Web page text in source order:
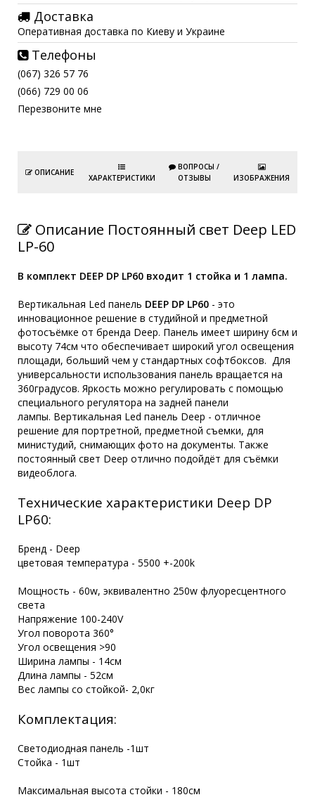
Доставка
Оперативная доставка по Киеву и Украине
Телефоны
(067) 326 57 76
(066) 729 00 06
Перезвоните мне
ОПИСАНИЕ
ХАРАКТЕРИСТИКИ
ВОПРОСЫ /
ОТЗЫВЫ
ИЗОБРАЖЕНИЯ
Описание Постоянный свет Deep LED
LP-60
В комплект DEEP DP LP60 входит 1 стойка и 1 лампа.
Вертикальная Led панель DEEP DP LP60 - это
инновационное решение в студийной и предметной
фотосъёмке от бренда Deep. Панель имеет ширину 6см и
высоту 74см что обеспечивает широкий угол освещения
площади, больший чем у стандартных софтбоксов. Для
универсальности использования панель вращается на
360градусов. Яркость можно регулировать с помощью
специального регулятора на задней панели
лампы. Вертикальная Led панель Deep - отличное
решение для портретной, предметной съемки, для
министудий, снимающих фото на документы. Также
постоянный свет Deep отлично подойдёт для съёмки
видеоблога.
Технические характеристики Deep DP
LP60:
Бренд - Deep
цветовая температура - 5500 +-200k
Мощность - 60w, эквивалентно 250w флуоресцентного
света
Напряжение 100-240V
Угол поворота 360°
Угол освещения >90
Ширина лампы - 14см
Длина лампы - 52см
Вес лампы со стойкой- 2,0кг
Комплектация:
Светодиодная панель -1шт
Стойка - 1шт
Максимальная высота стойки - 180см